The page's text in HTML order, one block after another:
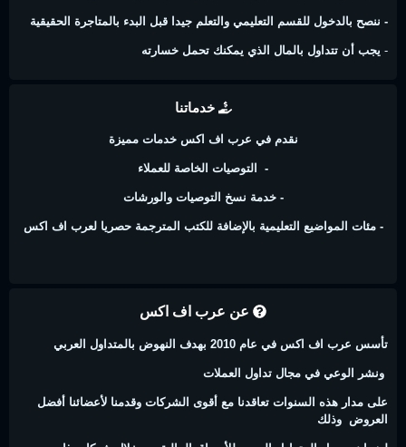
- ننصح بالدخول للقسم التعليمي والتعلم جيدا قبل البدء بالمتاجرة الحقيقية
- يجب أن تتداول بالمال الذي يمكنك تحمل خسارته
خدماتنا
نقدم في عرب اف اكس خدمات مميزة
- التوصيات الخاصة للعملاء
- خدمة نسخ التوصيات والورشات
- مئات المواضيع التعليمية بالإضافة للكتب المترجمة حصريا لعرب اف اكس
عن عرب اف اكس
تأسس عرب اف اكس في عام 2010 بهدف النهوض بالمتداول العربي
ونشر الوعي في مجال تداول العملات
على مدار هذه السنوات تعاقدنا مع أقوى الشركات وقدمنا لأعضائنا أفضل
العروض وذلك